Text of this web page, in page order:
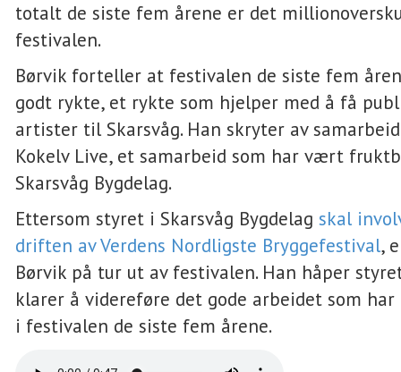
totalt de siste fem årene er det
festivalen.
Børvik forteller at festivalen de siste fem
godt rykte, et rykte som hjelper med å få
artister til Skarsvåg. Han skryter av
Kokelv Live, et samarbeid som har vært
Skarsvåg Bygdelag.
Ettersom styret i Skarsvåg Bygdelag skal
driften av Verdens Nordligste Bryggefestival,
Børvik på tur ut av festivalen. Han håper
klarer å videreføre det gode arbeidet som
i festivalen de siste fem årene.